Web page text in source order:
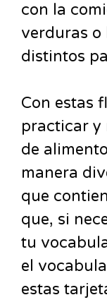
con la
verduras o
distintos
Con estas
practicar y
de
manera
que
que, si
tu
el
estas